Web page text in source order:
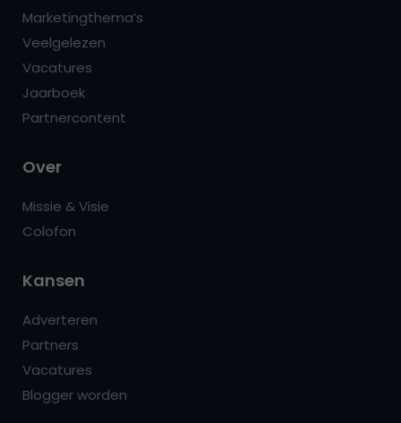
Marketingthema’s
Veelgelezen
Vacatures
Jaarboek
Partnercontent
Over
Missie & Visie
Colofon
Kansen
Adverteren
Partners
Vacatures
Blogger worden